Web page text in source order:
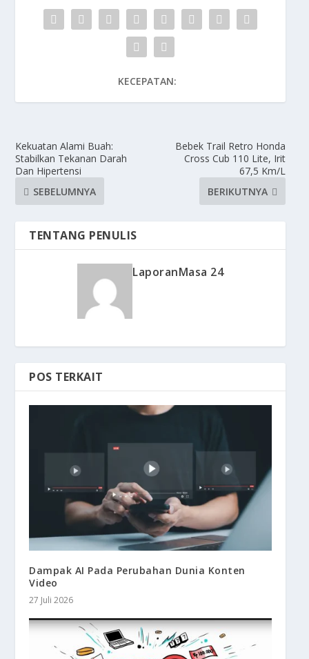
KECEPATAN:
Kekuatan Alami Buah:
Stabilkan Tekanan Darah
Dan Hipertensi
SEBELUMNYA
Bebek Trail Retro Honda
Cross Cub 110 Lite, Irit
67,5 Km/L
BERIKUTNYA
TENTANG PENULIS
LaporanMasa 24
POS TERKAIT
Dampak AI Pada Perubahan Dunia Konten
Video
27 Juli 2026